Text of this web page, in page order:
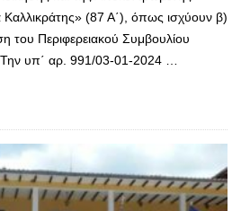
(87 Α΄), όπως ισχύουν β)
του Περιφερειακού Συμβουλίου
Την υπ΄ αρ. 991/03-01-2024 …